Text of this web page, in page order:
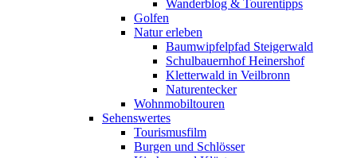
Wanderblog & Tourentipps
Golfen
Natur erleben
Baumwipfelpfad Steigerwald
Schulbauernhof Heinershof
Kletterwald in Veilbronn
Naturentecker
Wohnmobiltouren
Sehenswertes
Tourismusfilm
Burgen und Schlösser